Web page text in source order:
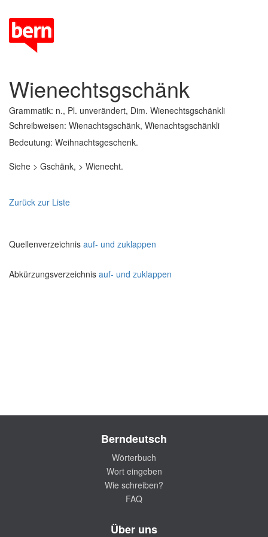
Wienechtsgschänk
Grammatik: n., Pl. unverändert, Dim. Wienechtsgschänkli
Schreibweisen: Wienachtsgschänk, Wienachtsgschänkli
Bedeutung: Weihnachtsgeschenk.
Siehe > Gschänk, > Wienecht.
Zurück zur Liste
Quellenverzeichnis auf- und zuklappen
Abkürzungsverzeichnis auf- und zuklappen
Berndeutsch
Wörterbuch
Wort eingeben
Wie schreiben?
FAQ
Über uns